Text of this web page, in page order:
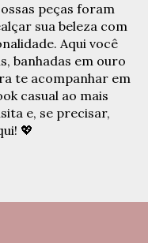
peças foram
sua beleza com
Aqui você
banhadas em ouro
te acompanhar em
casual ao mais
e, se precisar,
💖